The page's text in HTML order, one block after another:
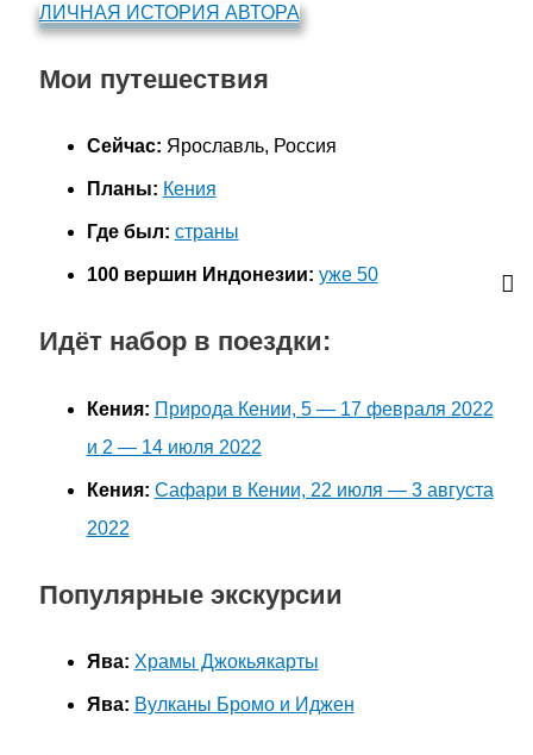
ЛИЧНАЯ ИСТОРИЯ АВТОРА
Мои путешествия
Сейчас: Ярославль, Россия
Планы: Кения
Где был: страны
100 вершин Индонезии: уже 50
Идёт набор в поездки:
Кения: Природа Кении, 5 — 17 февраля 2022
и 2 — 14 июля 2022
Кения: Сафари в Кении, 22 июля — 3 августа
2022
Популярные экскурсии
Ява: Храмы Джокьякарты
Ява: Вулканы Бромо и Иджен